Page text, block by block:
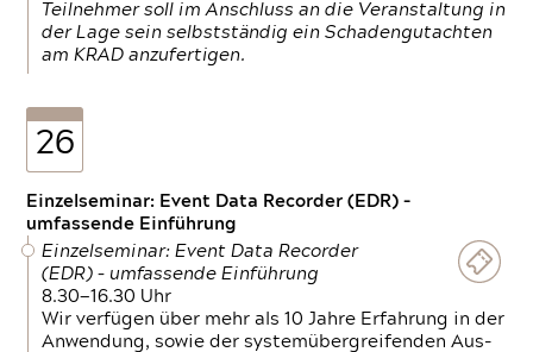
Teilnehmer soll im Anschluss an die Veranstaltung in
der Lage sein selbstständig ein Schadengutachten
am KRAD anzufertigen.
26
Einzelseminar: Event Data Recorder (EDR) –
umfassende Einführung
Einzelseminar: Event Data Recorder
(EDR) – umfassende Einführung
8.30—16.30 Uhr
Wir verfügen über mehr als 10 Jahre Erfahrung in der
Anwendung, sowie der systemübergreifenden Aus-